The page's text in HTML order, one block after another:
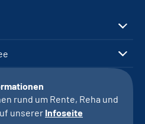
rund um Rente, Reha und
unserer Infoseite